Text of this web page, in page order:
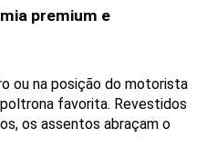
premium e
ou na posição do motorista
favorita. Revestidos
os assentos abraçam o